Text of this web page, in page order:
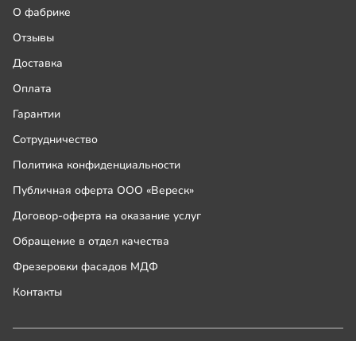
О фабрике
Отзывы
Доставка
Оплата
Гарантии
Сотрудничество
Политика конфиденциальности
Публичная оферта ООО «Вереск»
Договор-оферта на оказание услуг
Обращение в отдел качества
Фрезеровки фасадов МДФ
Контакты